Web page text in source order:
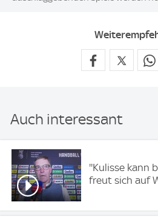
Auch interessant
''Kulisse kann
freut sich auf